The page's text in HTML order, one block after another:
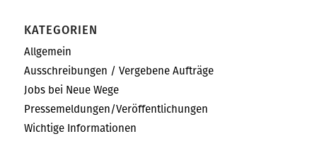
KATEGORIEN
Allgemein
Ausschreibungen / Vergebene Aufträge
Jobs bei Neue Wege
Pressemeldungen/Veröffentlichungen
Wichtige Informationen